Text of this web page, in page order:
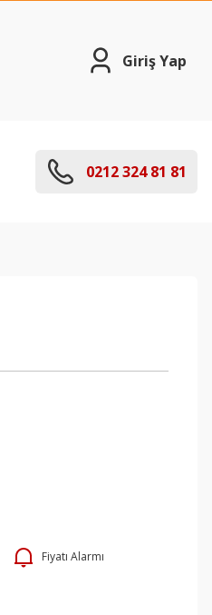
Giriş Yap
0212 324 81 81
Fiyatı Alarmı